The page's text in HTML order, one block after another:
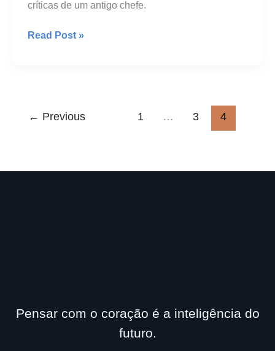
críticas de um antigo chefe.
Ao
Read Post »
← Previous 1 … 3 4
Pensar com o coração é a inteligência do
futuro.